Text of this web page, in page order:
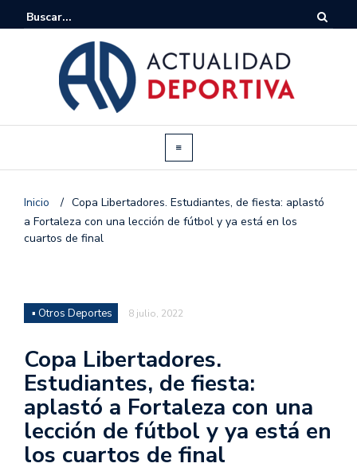
Inicio / Copa Libertadores. Estudiantes, de fiesta: aplastó
a Fortaleza con una lección de fútbol y ya está en los
cuartos de final
▪ Otros Deportes 8 julio, 2022
Copa Libertadores.
Estudiantes, de fiesta:
aplastó a Fortaleza con una
lección de fútbol y ya está en
los cuartos de final